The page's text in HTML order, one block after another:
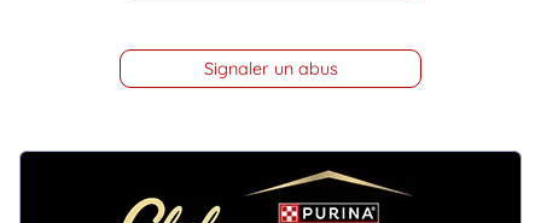
Signaler un abus